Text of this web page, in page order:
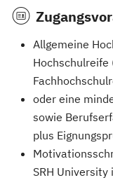
Allgemeine
Hochschulreife
oder eine
sowie
plus
SRH